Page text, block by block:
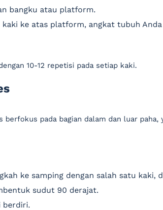
bangku atau platform.
kaki ke atas platform, angkat tubuh
10-12 repetisi pada setiap kaki.
berfokus pada bagian dalam dan luar paha,
ke samping dengan salah satu kaki,
sudut 90 derajat.
berdiri.